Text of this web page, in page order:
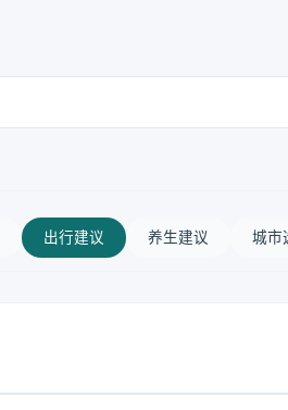
出行建议 养生建议 城市